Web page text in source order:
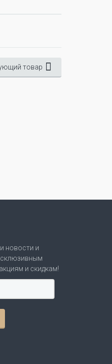
товар
новости и
и скидкам!